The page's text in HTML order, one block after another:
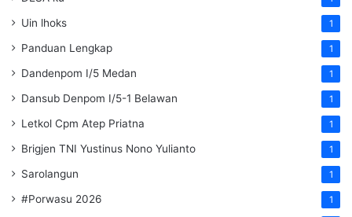
Uin lhoks 1
Panduan Lengkap 1
Dandenpom I/5 Medan 1
Dansub Denpom I/5-1 Belawan 1
Letkol Cpm Atep Priatna 1
Brigjen TNI Yustinus Nono Yulianto 1
Sarolangun 1
#Porwasu 2026 1